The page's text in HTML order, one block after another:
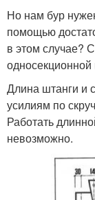
Но нам бур
помощью
в этом случае?
односекционной
Длина штанги и
усилиям по
Работать
невозможно.